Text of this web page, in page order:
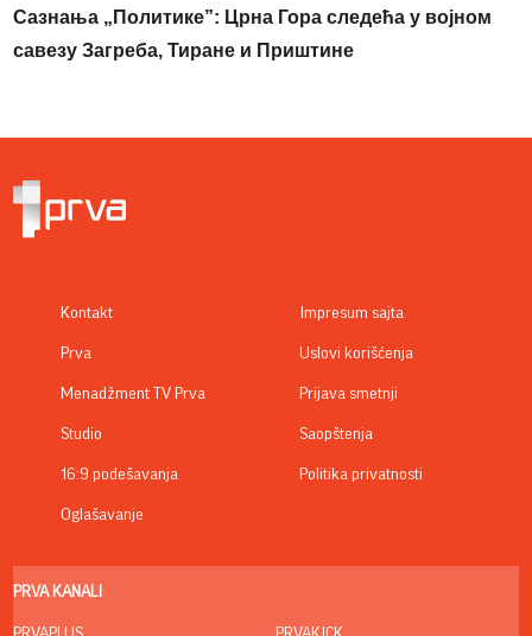
Сазнања „Политике”: Црна Гора следећа у војном
савезу Загреба, Тиране и Приштине
Kontakt
Prva
Menadžment TV Prva
Studio
16:9 podešavanja
Oglašavanje
Impresum sajta
Uslovi korišćenja
Prijava smetnji
Saopštenja
Politika privatnosti
PRVA KANALI